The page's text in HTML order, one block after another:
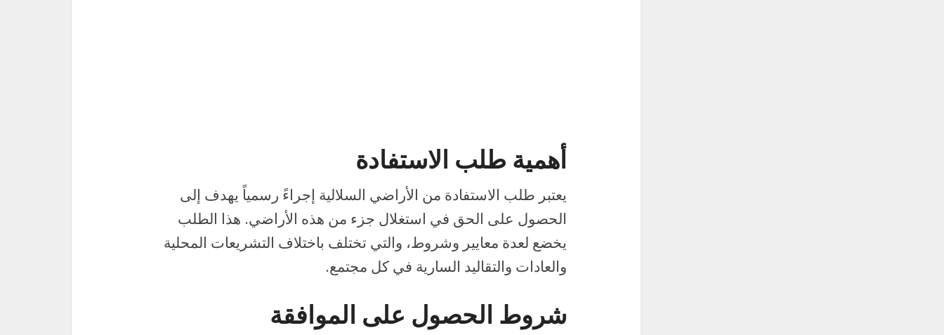
أهمية طلب الاستفادة
يعتبر طلب الاستفادة من الأراضي السلالية إجراءً رسمياً يهدف إلى
الحصول على الحق في استغلال جزء من هذه الأراضي. هذا الطلب
يخضع لعدة معايير وشروط، والتي تختلف باختلاف التشريعات المحلية
والعادات والتقاليد السارية في كل مجتمع.
شروط الحصول على الموافقة